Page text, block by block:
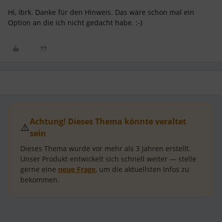
Hi, Ibrk. Danke für den Hinweis. Das wäre schon mal ein
Option an die ich nicht gedacht habe. :-)
⚠️Achtung! Dieses Thema könnte veraltet
sein
Dieses Thema wurde vor mehr als 3 Jahren erstellt.
Unser Produkt entwickelt sich schnell weiter — stelle
gerne eine neue Frage, um die aktuellsten Infos zu
bekommen.